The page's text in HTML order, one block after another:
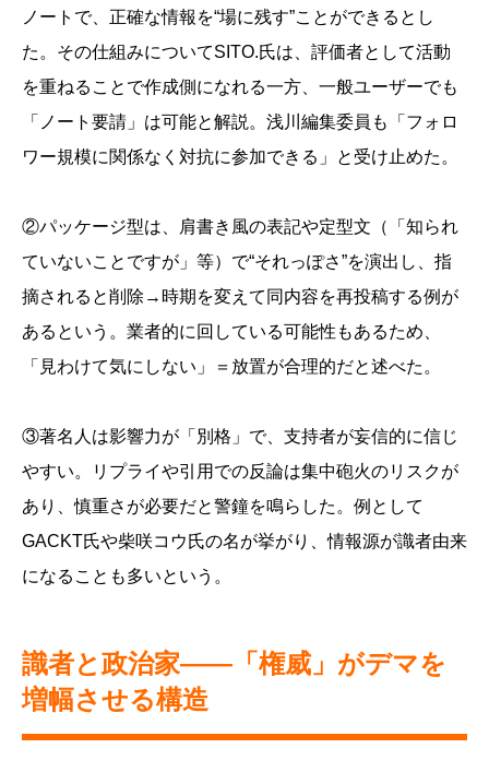
ノートで、正確な情報を“場に残す”ことができるとし
た。その仕組みについてSITO.氏は、評価者として活動
を重ねることで作成側になれる一方、一般ユーザーでも
「ノート要請」は可能と解説。浅川編集委員も「フォロ
ワー規模に関係なく対抗に参加できる」と受け止めた。
②パッケージ型は、肩書き風の表記や定型文（「知られ
ていないことですが」等）で“それっぽさ”を演出し、指
摘されると削除→時期を変えて同内容を再投稿する例が
あるという。業者的に回している可能性もあるため、
「見わけて気にしない」＝放置が合理的だと述べた。
③著名人は影響力が「別格」で、支持者が妄信的に信じ
やすい。リプライや引用での反論は集中砲火のリスクが
あり、慎重さが必要だと警鐘を鳴らした。例として
GACKT氏や柴咲コウ氏の名が挙がり、情報源が識者由来
になることも多いという。
識者と政治家——「権威」がデマを
増幅させる構造